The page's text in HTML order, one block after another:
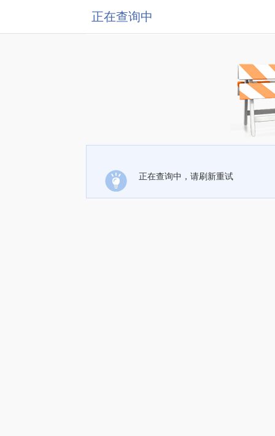
正在查询中
正在查询中，请刷新重试